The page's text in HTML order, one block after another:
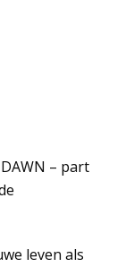
DAWN – part
leven als